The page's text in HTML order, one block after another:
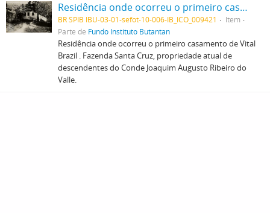
Residência onde ocorreu o primeiro casamento de Vital Brazil . Fazenda Santa Cruz, propriedade atual de descendentes do Conde Joaquim Augusto Ribeiro do Valle.
BR SPIB IBU-03-01-sefot-10-006-IB_ICO_009421
Item
Parte de Fundo Instituto Butantan
Residência onde ocorreu o primeiro casamento de Vital
Brazil . Fazenda Santa Cruz, propriedade atual de
descendentes do Conde Joaquim Augusto Ribeiro do
Valle.